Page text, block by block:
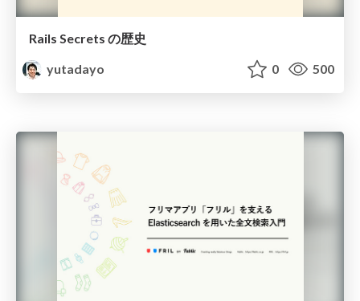
Rails Secrets の歴史
yutadayo
0 500